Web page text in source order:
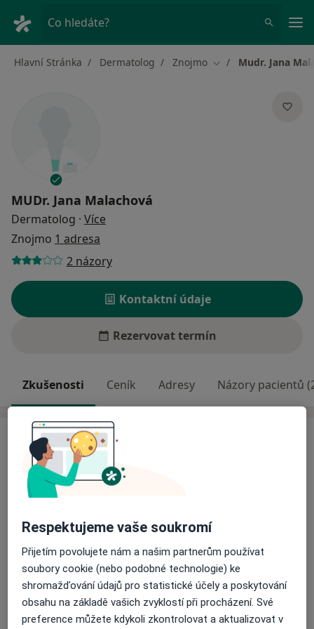
Co hledáte?
Hlavní Stránka Dermatolog Znojmo Změna města
Mudr. Jana
MUDr. Jana Malachová
Dermatolog · Více
Znojmo 1 adresa
2 názory
Kontaktní údaje
Rezervovat termín
Zkušenosti Ceník Adresy Názory pacientů
Zkušenosti
Naše ambulance poskytuje komplexní léčebnou,
preventivní i diagnostickou péči v celém spektru
kožních chorob, jak dětí, tak i dospělých, disponujeme
sálkem a využíváme nejnovější doporučené léčebné
postupy.
Zabýváme se především vyšetřením znamének a jiných
výrůstků na celém kožním povrchu za pomoci
optického i digitálního dermatoskopu, s doporučením
Více O mně
Odborník na:
Dermatovenerologie
Respektujeme vaše soukromí
Přijetím povolujete nám a našim partnerům používat
soubory cookie (nebo podobné technologie) ke
shromažďování údajů pro statistické účely a poskytování
obsahu na základě vašich zvyklostí při procházení. Své
preference můžete kdykoli zkontrolovat a aktualizovat v